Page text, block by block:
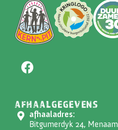
AFHAALGEGEVENS
afhaaladres:
Bitgumerdyk 24, Menaam